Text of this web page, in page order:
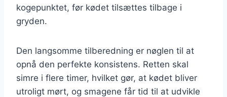
kogepunktet, før kødet tilsættes tilbage i
gryden.
Den langsomme tilberedning er nøglen til at
opnå den perfekte konsistens. Retten skal
simre i flere timer, hvilket gør, at kødet bliver
utroligt mørt, og smagene får tid til at udvikle